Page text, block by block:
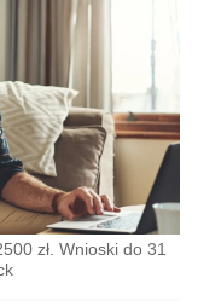
zł. Wnioski do 31